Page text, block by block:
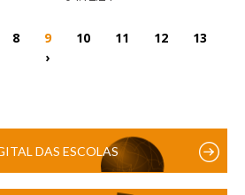
8 9 10 11 12
13
›
DAS ESCOLAS